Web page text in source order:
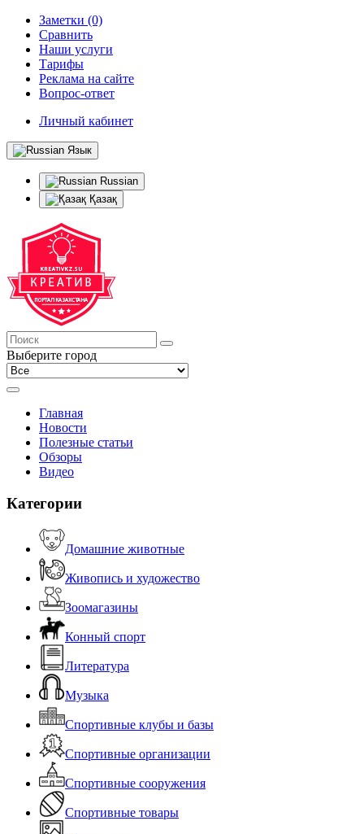
Заметки (0)
Сравнить
Наши услуги
Тарифы
Реклама на сайте
Вопрос-ответ
Личный кабинет
Язык
Russian
Қазақ
Выберите город
Главная
Новости
Полезные статьи
Обзоры
Видео
Категории
Домашние животные
Живопись и художество
Зоомагазины
Конный спорт
Литература
Музыка
Спортивные клубы и базы
Спортивные организации
Спортивные сооружения
Спортивные товары